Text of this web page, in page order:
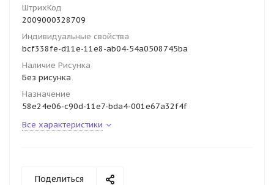
ШтрихКод
2009000328709
Индивидуальные свойства
bcf338fe-d11e-11e8-ab04-54a0508745ba
Наличие Рисунка
Без рисунка
Назначение
58e24e06-c90d-11e7-bda4-001e67a32f4f
Все характеристики
Поделиться